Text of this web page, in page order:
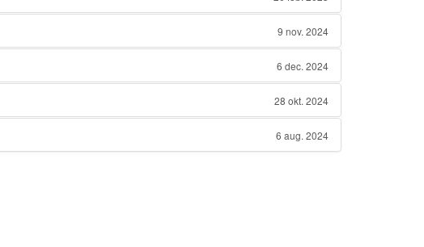
9 nov. 2024
6 dec. 2024
28 okt. 2024
6 aug. 2024